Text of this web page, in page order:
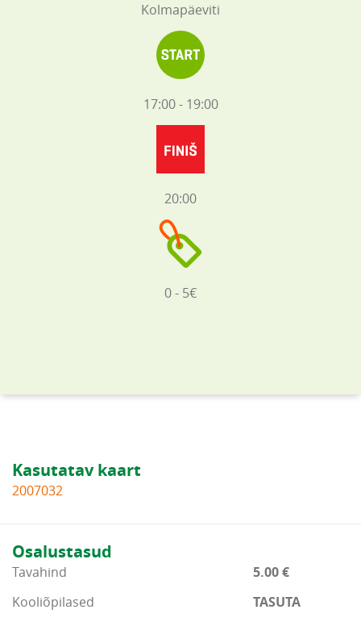
Kolmapäeviti
17:00 - 19:00
20:00
0 - 5€
Kasutatav kaart
2007032
Osalustasud
Tavahind
5.00 €
Kooliõpilased
TASUTA